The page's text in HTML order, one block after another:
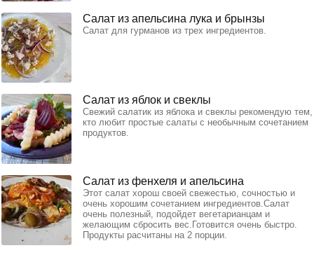
Салат из апельсина лука и брынзы
Салат для гурманов из трех ингредиентов.
Салат из яблок и свеклы
Свежий салатик из яблока и свеклы рекомендую тем,
кто любит простые салаты с необычным сочетанием
продуктов.
Салат из фенхеля и апельсина
Этот салат хорош своей свежестью, сочностью и
очень хорошим сочетанием ингредиентов.Салат
очень полезный, подойдет вегетарианцам и
желающим сбросить вес.Готовится очень быстро.
Продукты расчитаны на 2 порции.